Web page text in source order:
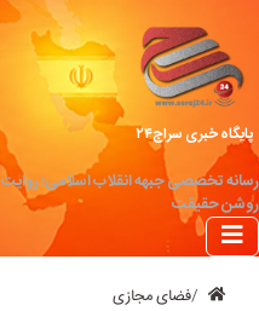
پایگاه خبری سراج۲۴
رسانه تخصصی جبهه انقلاب اسلامی؛ روایت
روشن حقیقت
فضای مجازی